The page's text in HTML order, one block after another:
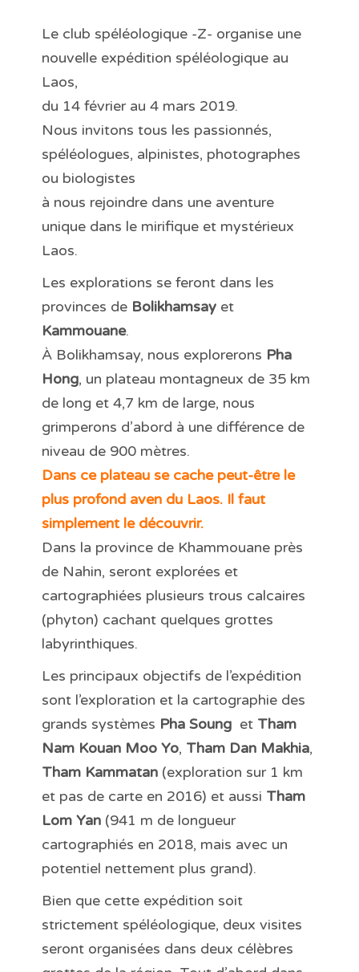
Le club spéléologique -Z- organise une
nouvelle expédition spéléologique au
Laos,
du 14 février au 4 mars 2019.
Nous invitons tous les passionnés,
spéléologues, alpinistes, photographes
ou biologistes
à nous rejoindre dans une aventure
unique dans le mirifique et mystérieux
Laos.
Les explorations se feront dans les
provinces de Bolikhamsay et
Kammouane.
À Bolikhamsay, nous explorerons Pha
Hong, un plateau montagneux de 35 km
de long et 4,7 km de large, nous
grimperons d’abord à une différence de
niveau de 900 mètres.
Dans ce plateau se cache peut-être le
plus profond aven du Laos. Il faut
simplement le découvrir.
Dans la province de Khammouane près
de Nahin, seront explorées et
cartographiées plusieurs trous calcaires
(phyton) cachant quelques grottes
labyrinthiques.
Les principaux objectifs de l’expédition
sont l’exploration et la cartographie des
grands systèmes Pha Soung et Tham
Nam Kouan Moo Yo, Tham Dan Makhia,
Tham Kammatan (exploration sur 1 km
et pas de carte en 2016) et aussi Tham
Lom Yan (941 m de longueur
cartographiés en 2018, mais avec un
potentiel nettement plus grand).
Bien que cette expédition soit
strictement spéléologique, deux visites
seront organisées dans deux célèbres